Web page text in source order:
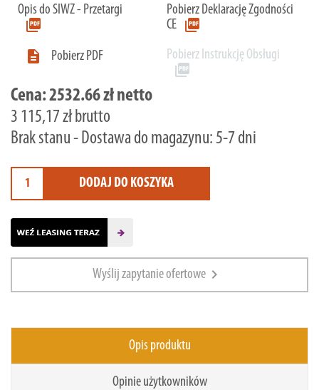
Opis do SIWZ - Przetargi
picture_as_pdf
Pobierz Deklarację Zgodności
CE picture_as_pdf

Pobierz PDF Pobierz Instrukcję Obsługi
picture_as_pdf
Cena:2532.66 zł netto
3 115,17 zł brutto
Brak stanu - Dostawa do magazynu: 5-7 dni
DODAJ DO KOSZYKA
Wyślij zapytanie ofertowe chevron_right
Opis produktu
Opinie użytkowników